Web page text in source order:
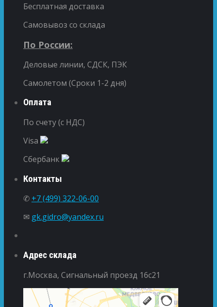
Бесплатная доставка
Самовывоз со склада
По России:
Деловые линии, СДСК, ПЭК
Самолетом (Сроки 1-2 дня)
Оплата
По счету (с НДС)
Visa
Сбербанк
Контакты
✆ +7 (499) 322-06-00
✉ gk.gidro@yandex.ru
Адрес склада
г.Москва, Сигнальный проезд 16с21